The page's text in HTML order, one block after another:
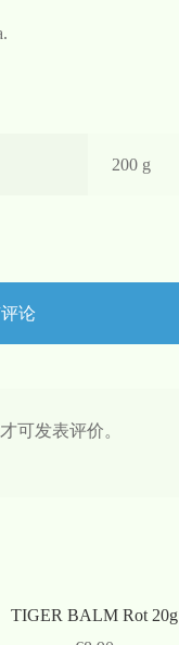
200 g
论
可发表评价。
TIGER BALM Rot 20g